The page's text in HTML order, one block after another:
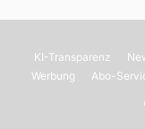
KI-Transparenz
Werbung
Abo-